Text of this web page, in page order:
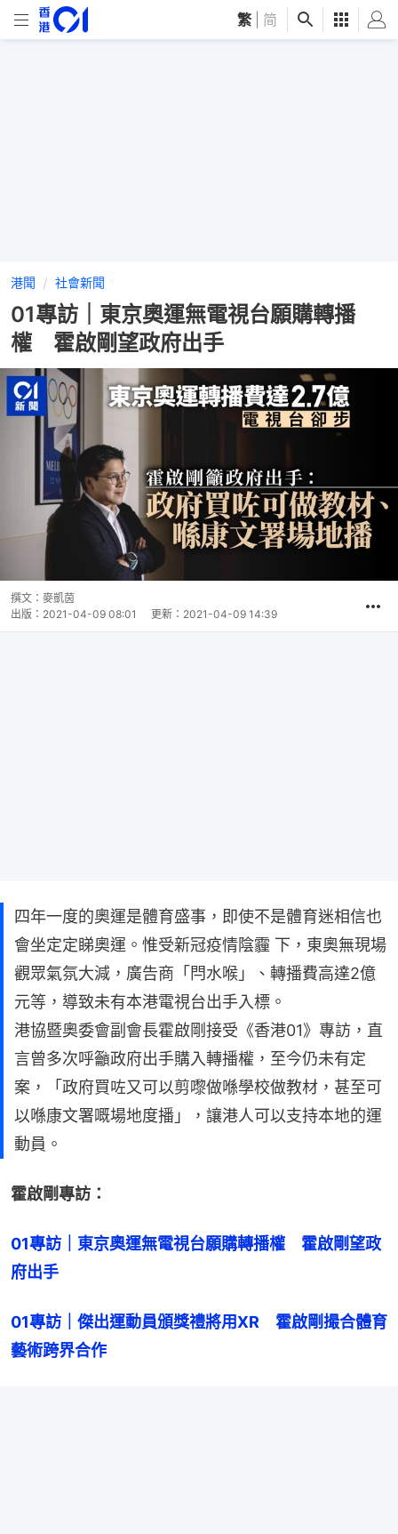
繁 简
港聞 社會新聞
01專訪｜東京奧運無電視台願購轉播
權 霍啟剛望政府出手
撰文： 麥凱茵
出版： 2021-04-09 08:01 更新： 2021-04-09 14:39
四年一度的奧運是體育盛事，即使不是體育迷相信也
會坐定定睇奧運。惟受新冠疫情陰霾 下，東奧無現場
觀眾氣氛大減，廣告商「閂水喉」、轉播費高達2億
元等，導致未有本港電視台出手入標。
港協暨奧委會副會長霍啟剛接受《香港01》專訪，直
言曾多次呼籲政府出手購入轉播權，至今仍未有定
案，「政府買咗又可以剪嚟做喺學校做教材，甚至可
以喺康文署嘅場地度播」，讓港人可以支持本地的運
動員。
霍啟剛專訪：
01專訪｜東京奧運無電視台願購轉播權　霍啟剛望政
府出手
01專訪｜傑出運動員頒獎禮將用XR　霍啟剛撮合體育
藝術跨界合作